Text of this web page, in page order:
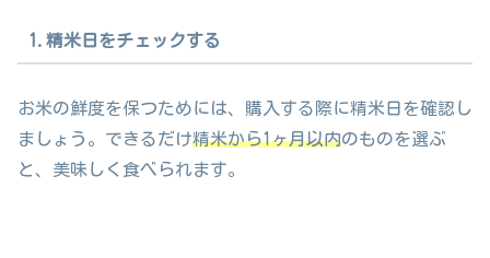
1.精米日をチェックする
お米の鮮度を保つためには、購入する際に精米日を確認し
ましょう。できるだけ精米から1ヶ月以内のものを選ぶ
と、美味しく食べられます。